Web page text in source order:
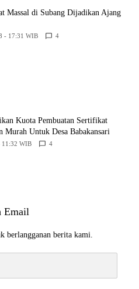
Massal di Subang Dijadikan Ajang
- 17:31 WIB 4
Kuota Pembuatan Sertifikat
Murah Untuk Desa Babakansari
11:32 WIB 4
Email
berlangganan berita kami.